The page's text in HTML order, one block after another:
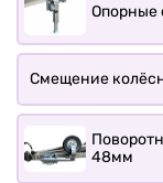
Опорные
Смещение
48мм